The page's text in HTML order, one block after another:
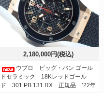
2,180,000円(税込)
ウブロ ビッグ・バン ゴール
ドセラミック 18Kレッドゴール
ド 301.PB.131.RX 正規品 ’22年